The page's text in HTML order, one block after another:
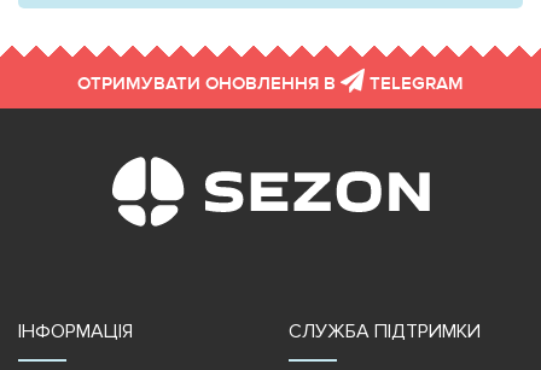
ОТРИМУВАТИ ОНОВЛЕННЯ В TELEGRAM
ІНФОРМАЦІЯ СЛУЖБА ПІДТРИМКИ